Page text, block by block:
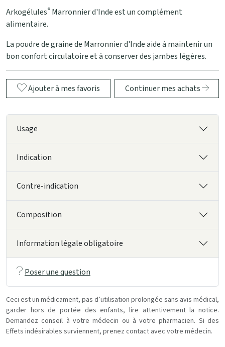
Arkogélules® Marronnier d'Inde est un complément
alimentaire.
La poudre de graine de Marronnier d'Inde aide à maintenir un
bon confort circulatoire et à conserver des jambes légères.
Ajouter à mes favoris Continuer mes achats
Usage
Indication
Contre-indication
Composition
Information légale obligatoire
Poser une question
Ceci est un médicament, pas d’utilisation prolongée sans avis médical,
garder hors de portée des enfants, lire attentivement la notice.
Demandez conseil à votre médecin ou à votre pharmacien. Si des
Effets indésirables surviennent, prenez contact avec votre médecin.